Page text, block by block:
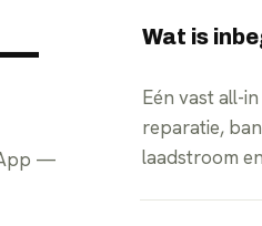
—
Wat is
Eén vast all-
reparatie,
laadstroom